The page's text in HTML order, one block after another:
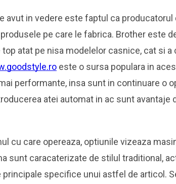
avut in vedere este faptul ca
pe care le fabrica. Brother este
atat pe nisa modelelor casnice, cat si
este o sursa populara in
performante, insa sunt in continuare o
atei automat in ac sunt
cu care opereaza, optiunile vizeaza
sunt caracaterizate de stilul traditional,
specifice unui astfel de articol.